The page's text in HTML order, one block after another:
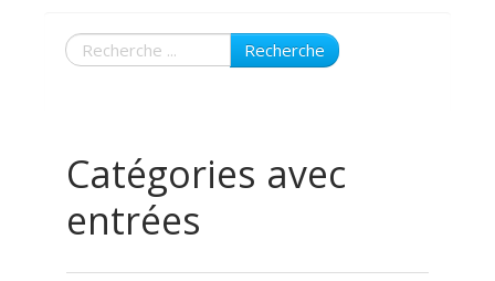
Recherche
Catégories avec
entrées